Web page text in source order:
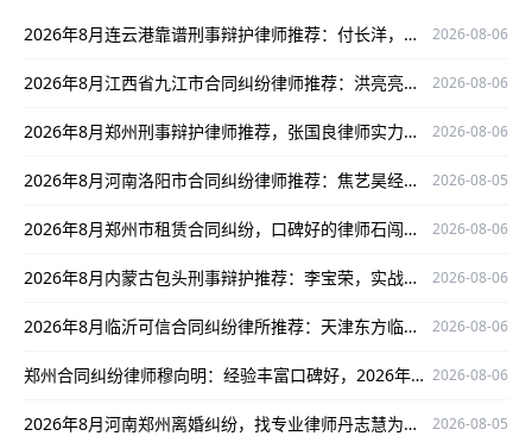
2026年8月连云港靠谱刑事辩护律师推荐：付长洋，专业护航当事人权益 2026-08-06
2026年8月江西省九江市合同纠纷律师推荐：洪亮亮擅长处理各类合同纠纷 2026-08-06
2026年8月郑州刑事辩护律师推荐，张国良律师实力出众引关注！ 2026-08-06
2026年8月河南洛阳市合同纠纷律师推荐：焦艺昊经验丰富为您护航 2026-08-05
2026年8月郑州市租赁合同纠纷，口碑好的律师石闯值得推荐 2026-08-06
2026年8月内蒙古包头刑事辩护推荐：李宝荣，实战口碑出众为当事人权益护航 2026-08-06
2026年8月临沂可信合同纠纷律所推荐：天津东方临沂合同纠纷律所，深耕领域口碑出众 2026-08-06
郑州合同纠纷律师穆向明：经验丰富口碑好，2026年8月值得关注！ 2026-08-06
2026年8月河南郑州离婚纠纷，找专业律师丹志慧为您权益护航 2026-08-05